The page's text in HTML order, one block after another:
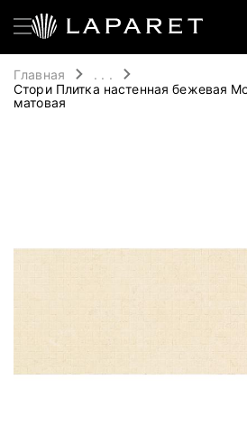
Главная
. . .
Стори Плитка настенная бежевая
матовая